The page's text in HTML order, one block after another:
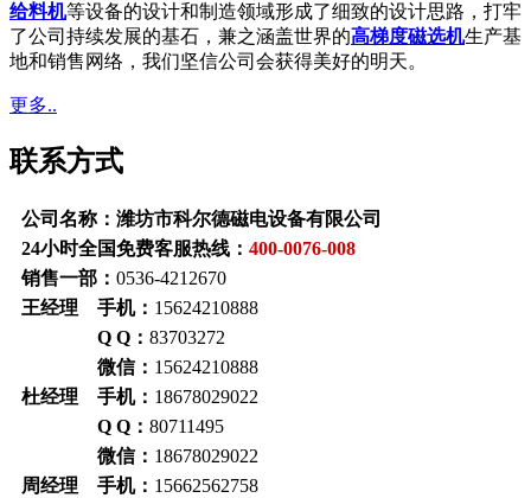
给料机等设备的设计和制造领域形成了细致的设计思路，打牢
了公司持续发展的基石，兼之涵盖世界的高梯度磁选机生产基
地和销售网络，我们坚信公司会获得美好的明天。
更多..
联系方式
公司名称：潍坊市科尔德磁电设备有限公司
24小时全国免费客服热线： 400-0076-008
销售一部： 0536-4212670
王经理 手机： 15624210888
Q Q： 83703272
微信： 15624210888
杜经理 手机： 18678029022
Q Q： 80711495
微信： 18678029022
周经理 手机： 15662562758